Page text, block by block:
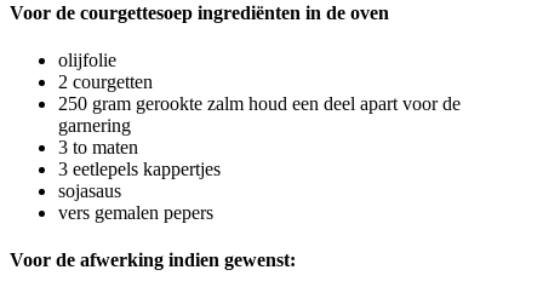
Voor de courgettesoep ingrediënten in de oven
olijfolie
2 courgetten
250 gram gerookte zalm houd een deel apart voor de
garnering
3 to maten
3 eetlepels kappertjes
sojasaus
vers gemalen pepers
Voor de afwerking indien gewenst: